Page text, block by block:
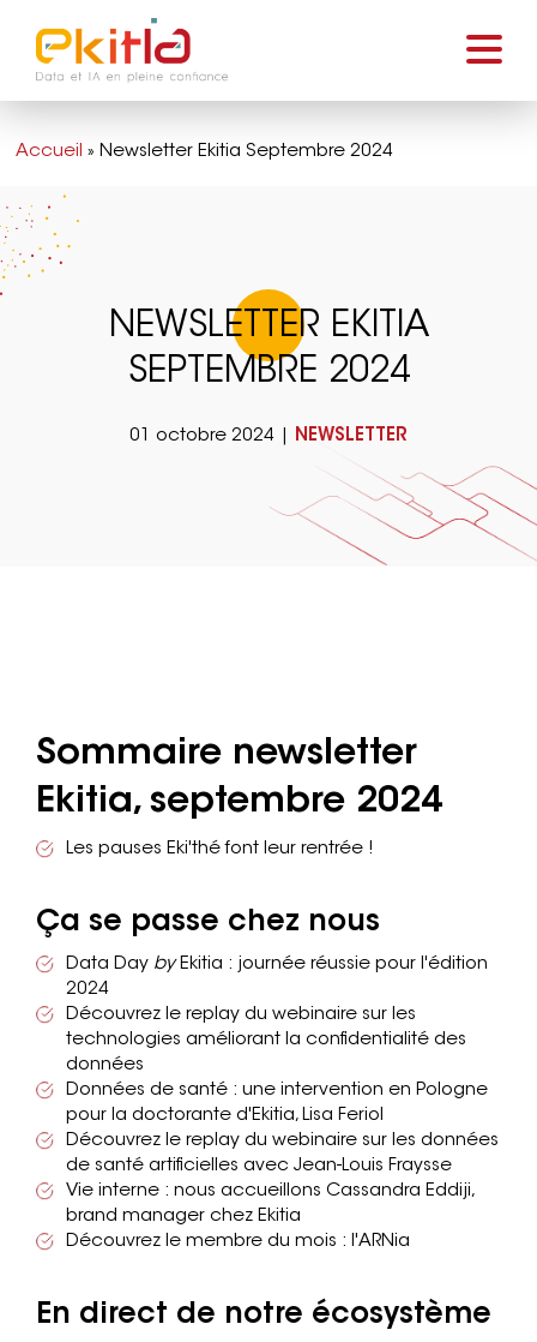
Accueil »Newsletter Ekitia Septembre 2024
NEWSLETTER EKITIA
SEPTEMBRE 2024
01 octobre 2024 | NEWSLETTER
Sommaire newsletter
Ekitia, septembre 2024
Les pauses Eki'thé font leur rentrée !
Ça se passe chez nous
Data Day byEkitia : journée réussie pour l'édition
2024
Découvrez le replay du webinaire sur les
technologies améliorant la confidentialité des
données
Données de santé : une intervention en Pologne
pour la doctorante d'Ekitia, Lisa Feriol
Découvrez le replay du webinaire sur les données
de santé artificielles avec Jean-Louis Fraysse
Vie interne : nous accueillons Cassandra Eddiji,
brand manager chez Ekitia
Découvrez le membre du mois : l'ARNia
En direct de notre écosystème